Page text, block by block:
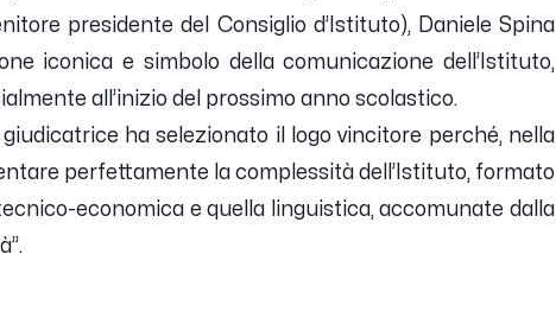
presidente del Consiglio d’Istituto), Daniele Spina
iconica e simbolo della comunicazione dell’Istituto,
all’inizio del prossimo anno scolastico.
ha selezionato il logo vincitore perché, nella
perfettamente la complessità dell’Istituto, formato
economica e quella linguistica, accomunate dalla